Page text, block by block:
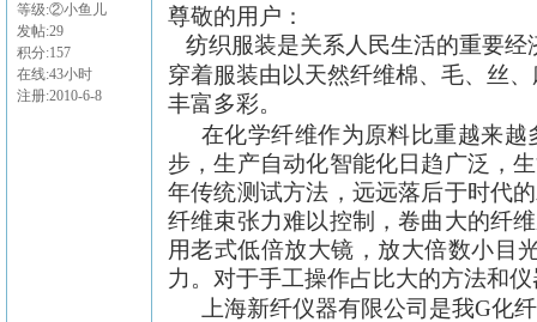
等级:②小鱼儿
发帖:29
积分:157
在线:43小时
注册:2010-6-8
尊敬的用户：
纺织服装是关系人民生活的重要经
穿着服装由以天然纤维棉、毛、丝
丰富多彩。
在化学纤维作为原料比重越来
步，生产自动化智能化日趋广泛，
年传统测试方法，远远落后于时代
纤维束张力难以控制，卷曲大的纤
用老式低倍放大镜，放大倍数小目
力。对于手工操作占比大的方法和
上海新纤仪器有限公司是我G化